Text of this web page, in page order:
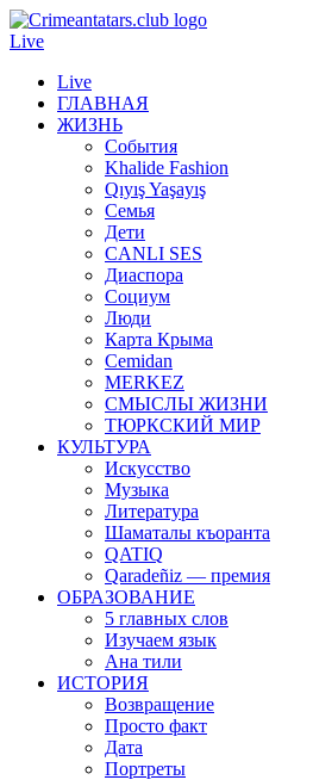
Live
Live
ГЛАВНАЯ
ЖИЗНЬ
События
Khalide Fashion
Qıyış Yaşayış
Семья
Дети
CANLI SES
Диаспора
Социум
Люди
Карта Крыма
Cemidan
МERKEZ
СМЫСЛЫ ЖИЗНИ
ТЮРКСКИЙ МИР
КУЛЬТУРА
Искусство
Музыка
Литература
Шаматалы къоранта
QATIQ
Qaradeñiz — премия
ОБРАЗОВАНИЕ
5 главных слов
Изучаем язык
Ана тили
ИСТОРИЯ
Возвращение
Просто факт
Дата
Портреты